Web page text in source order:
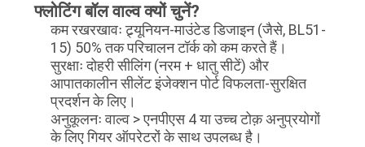
फ्लोटिंग बॉल वाल्व क्यों चुनें?
कम रखरखावः ट्र्यूनियन-माउंटेड डिजाइन (जैसे, BL51-
15) 50% तक परिचालन टॉर्क को कम करते हैं।
सुरक्षाः दोहरी सीलिंग (नरम + धातु सीटें) और
आपातकालीन सीलेंट इंजेक्शन पोर्ट विफलता-सुरक्षित
प्रदर्शन के लिए।
अनुकूलनः वाल्व > एनपीएस 4 या उच्च टोक़ अनुप्रयोगों
के लिए गियर ऑपरेटरों के साथ उपलब्ध है।